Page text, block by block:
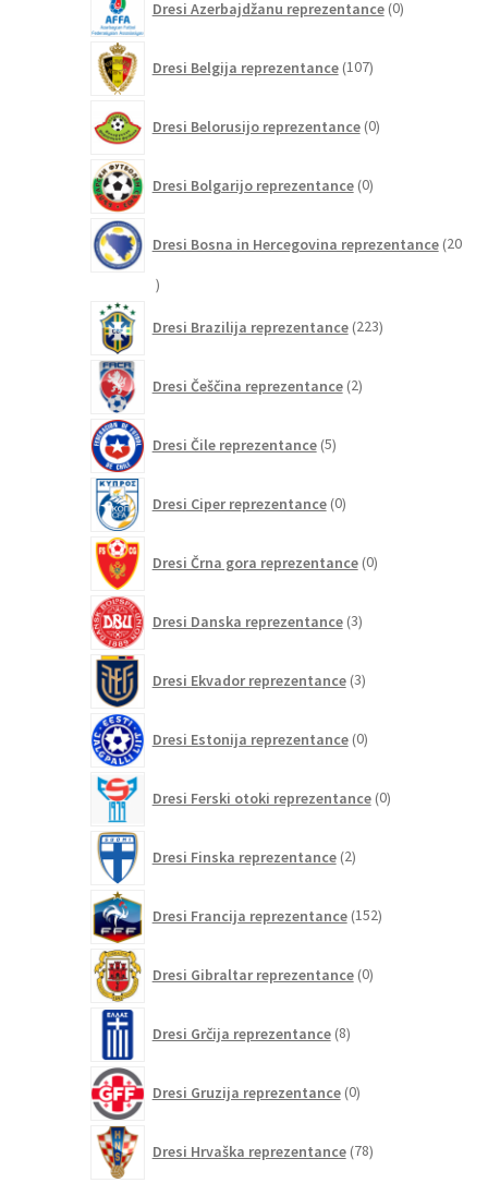
Dresi Azerbajdžanu reprezentance 0izdelkov
Dresi Belgija reprezentance 107izdelkov
Dresi Belorusijo reprezentance 0izdelkov
Dresi Bolgarijo reprezentance 0izdelkov
Dresi Bosna in Hercegovina reprezentance 20
20
Dresi Brazilija reprezentance 223izdelkov
Dresi Češčina reprezentance 2izdelka
Dresi Čile reprezentance 5izdelkov
Dresi Ciper reprezentance 0izdelkov
Dresi Črna gora reprezentance 0izdelkov
Dresi Danska reprezentance 3izdelki
Dresi Ekvador reprezentance 3izdelki
Dresi Estonija reprezentance 0izdelkov
Dresi Ferski otoki reprezentance 0izdelkov
Dresi Finska reprezentance 2izdelka
Dresi Francija reprezentance 152izdelkov
Dresi Gibraltar reprezentance 0izdelkov
Dresi Grčija reprezentance 8izdelkov
Dresi Gruzija reprezentance 0izdelkov
Dresi Hrvaška reprezentance 78izdelkov